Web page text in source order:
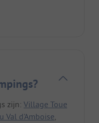
zijn: Village Toue
Val d'Amboise,